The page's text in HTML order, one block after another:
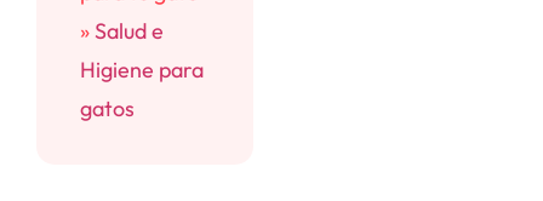
»Salud e
Higiene para
gatos